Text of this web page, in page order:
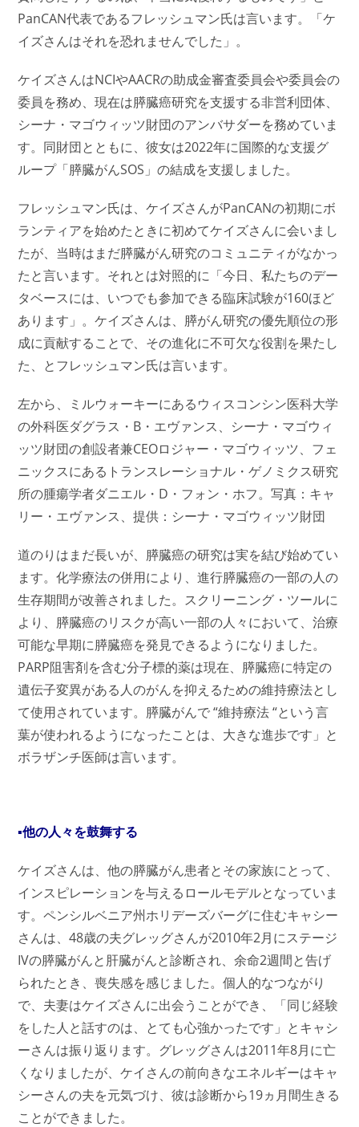
PanCAN代表であるフレッシュマン氏は言います。「ケ
イズさんはそれを恐れませんでした」。
ケイズさんはNCIやAACRの助成金審査委員会や委員会の
委員を務め、現在は膵臓癌研究を支援する非営利団体、
シーナ・マゴウィッツ財団のアンバサダーを務めていま
す。同財団とともに、彼女は2022年に国際的な支援グ
ループ「膵臓がんSOS」の結成を支援しました。
フレッシュマン氏は、ケイズさんがPanCANの初期にボ
ランティアを始めたときに初めてケイズさんに会いまし
たが、当時はまだ膵臓がん研究のコミュニティがなかっ
たと言います。それとは対照的に「今日、私たちのデー
タベースには、いつでも参加できる臨床試験が160ほど
あります」。ケイズさんは、膵がん研究の優先順位の形
成に貢献することで、その進化に不可欠な役割を果たし
た、とフレッシュマン氏は言います。
左から、ミルウォーキーにあるウィスコンシン医科大学
の外科医ダグラス・B・エヴァンス、シーナ・マゴウィ
ッツ財団の創設者兼CEOロジャー・マゴウィッツ、フェ
ニックスにあるトランスレーショナル・ゲノミクス研究
所の腫瘍学者ダニエル・D・フォン・ホフ。写真：キャ
リー・エヴァンス、提供：シーナ・マゴウィッツ財団
道のりはまだ長いが、膵臓癌の研究は実を結び始めてい
ます。化学療法の併用により、進行膵臓癌の一部の人の
生存期間が改善されました。スクリーニング・ツールに
より、膵臓癌のリスクが高い一部の人々において、治療
可能な早期に膵臓癌を発見できるようになりました。
PARP阻害剤を含む分子標的薬は現在、膵臓癌に特定の
遺伝子変異がある人のがんを抑えるための維持療法とし
て使用されています。膵臓がんで “維持療法 “という言
葉が使われるようになったことは、大きな進歩です」と
ボラザンチ医師は言います。
▪他の人々を鼓舞する
ケイズさんは、他の膵臓がん患者とその家族にとって、
インスピレーションを与えるロールモデルとなっていま
す。ペンシルベニア州ホリデーズバーグに住むキャシー
さんは、48歳の夫グレッグさんが2010年2月にステージ
IVの膵臓がんと肝臓がんと診断され、余命2週間と告げ
られたとき、喪失感を感じました。個人的なつながり
で、夫妻はケイズさんに出会うことができ、「同じ経験
をした人と話すのは、とても心強かったです」とキャシ
ーさんは振り返ります。グレッグさんは2011年8月に亡
くなりましたが、ケイさんの前向きなエネルギーはキャ
シーさんの夫を元気づけ、彼は診断から19ヵ月間生きる
ことができました。